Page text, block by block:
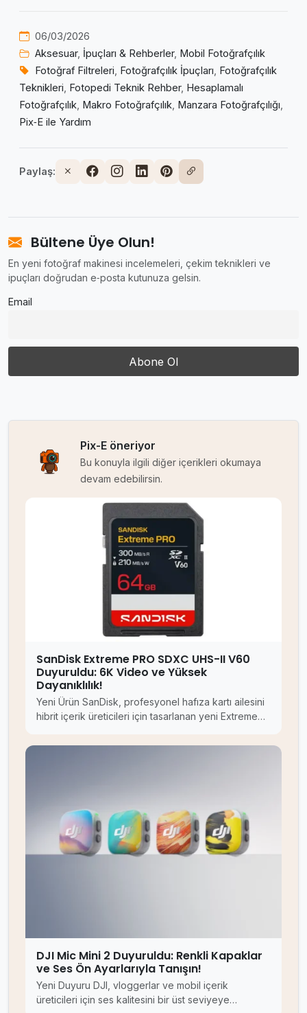
06/03/2026
Aksesuar, İpuçları & Rehberler, Mobil Fotoğrafçılık
Fotoğraf Filtreleri, Fotoğrafçılık İpuçları, Fotoğrafçılık
Teknikleri, Fotopedi Teknik Rehber, Hesaplamalı
Fotoğrafçılık, Makro Fotoğrafçılık, Manzara Fotoğrafçılığı,
Pix‑E ile Yardım
Paylaş:
Bültene Üye Olun!
En yeni fotoğraf makinesi incelemeleri, çekim teknikleri ve
ipuçları doğrudan e‑posta kutunuza gelsin.
Email
Pix-E öneriyor
Bu konuyla ilgili diğer içerikleri okumaya
devam edebilirsin.
SanDisk Extreme PRO SDXC UHS-II V60
Duyuruldu: 6K Video ve Yüksek
Dayanıklılık!
Yeni Ürün SanDisk, profesyonel hafıza kartı ailesini
hibrit içerik üreticileri için tasarlanan yeni Extreme…
DJI Mic Mini 2 Duyuruldu: Renkli Kapaklar
ve Ses Ön Ayarlarıyla Tanışın!
Yeni Duyuru DJI, vloggerlar ve mobil içerik
üreticileri için ses kalitesini bir üst seviyeye…